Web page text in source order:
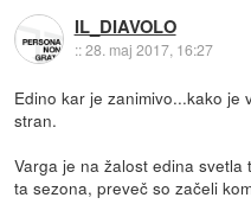
IL_DIAVOLO
::28. maj 2017, 16:27
Edino kar je zanimivo...kako je
stran.
Varga je na žalost edina
ta sezona, preveč so začeli